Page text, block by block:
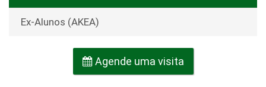
Ex-Alunos (AKEA)
Agende uma visita